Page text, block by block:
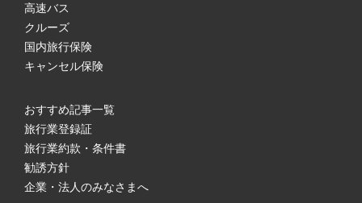
高速バス
クルーズ
国内旅行保険
キャンセル保険
おすすめ記事一覧
旅行業登録証
旅行業約款・条件書
勧誘方針
企業・法人のみなさまへ